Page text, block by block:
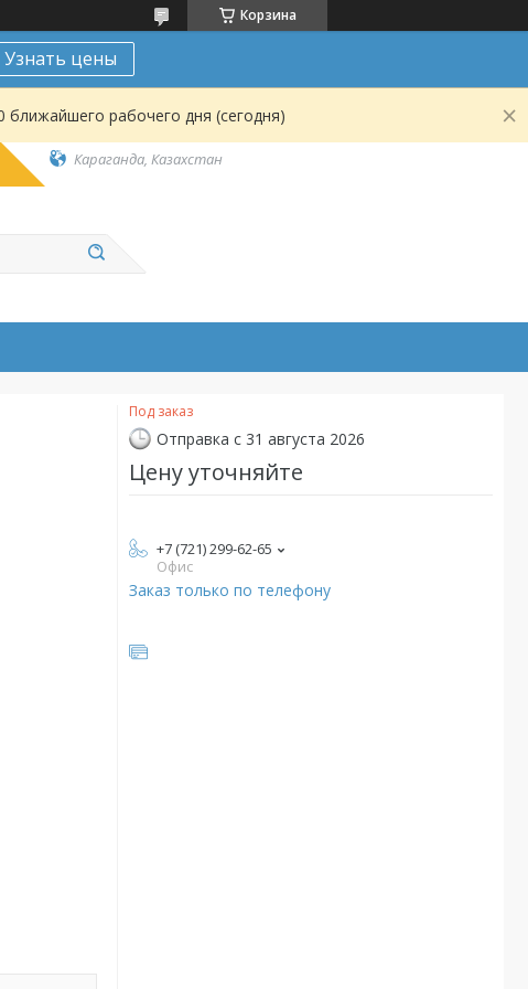
Корзина
Узнать цены
рабочего дня (сегодня)
Караганда, Казахстан
Под заказ
Отправка с 31 августа 2026
Цену уточняйте
+7 (721) 299-62-65
Офис
Заказ только по телефону